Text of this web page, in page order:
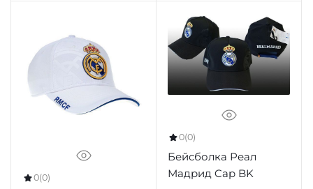
0(0)
0(0)
Бейсболка Реал
Мадрид Cap BK